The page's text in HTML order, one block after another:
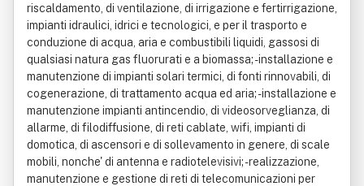
riscaldamento, di ventilazione, di irrigazione e fertirrigazione,
impianti idraulici, idrici e tecnologici, e per il trasporto e
conduzione di acqua, aria e combustibili liquidi, gassosi di
qualsiasi natura gas fluorurati e a biomassa; - installazione e
manutenzione di impianti solari termici, di fonti rinnovabili, di
cogenerazione, di trattamento acqua ed aria; - installazione e
manutenzione impianti antincendio, di videosorveglianza, di
allarme, di filodiffusione, di reti cablate, wifi, impianti di
domotica, di ascensori e di sollevamento in genere, di scale
mobili, nonche' di antenna e radiotelevisivi; - realizzazione,
manutenzione e gestione di reti di telecomunicazioni per